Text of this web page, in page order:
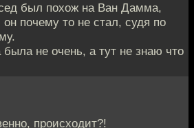
был похож на Ван Дамма,
почему то не стал, судя по
не очень, а тут не знаю что
происходит?!